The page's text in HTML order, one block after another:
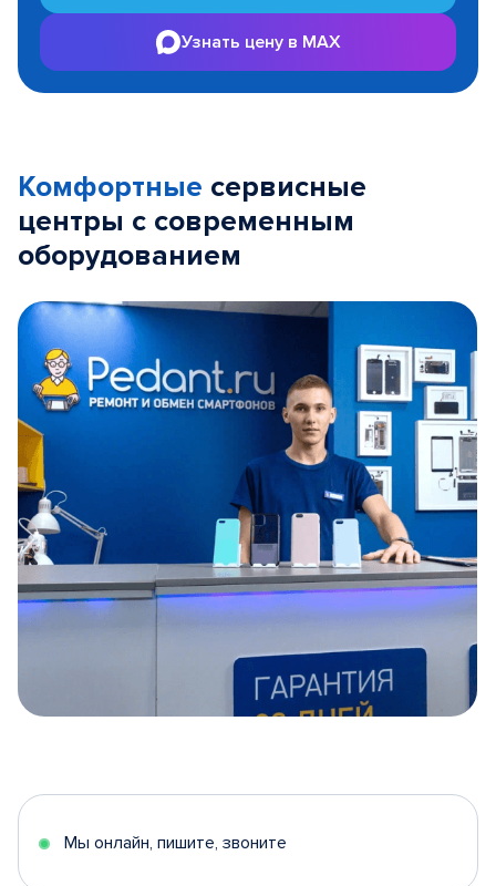
Узнать цену в MAX
Комфортные сервисные
центры с современным
оборудованием
5
Мы онлайн, пишите, звоните